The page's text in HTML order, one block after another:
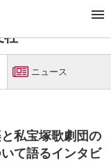
社
ニュース
私宝塚歌劇団の
て語るインタビ